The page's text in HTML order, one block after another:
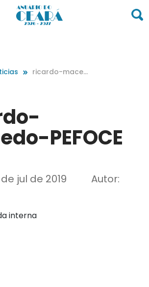
ricardo-maced
PEFOCE
jul de 2019 Autor: